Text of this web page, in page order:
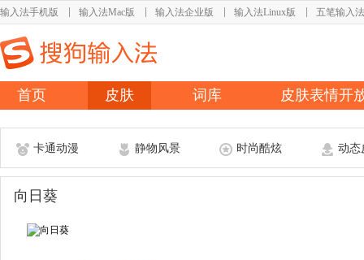
输入法手机版 输入法Mac版 输入法企业版 输入法Linux版 五笔输入法
首页 皮肤 词库 皮肤表情开
卡通动漫 静物风景 时尚酷炫 动态
向日葵